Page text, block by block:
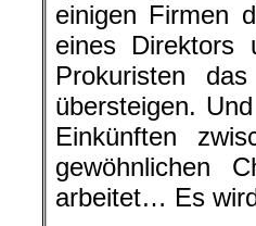
einigen Firmen
eines Direktors
Prokuristen
übersteigen.
Einkünften
gewöhnlichen
arbeitet… Es